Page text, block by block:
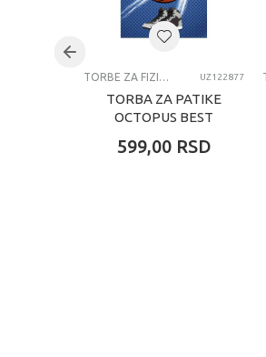
Kategorija
TORBE ZA FIZIČKO UZ122877
TORBA ZA PATIKE
OCTOPUS BEST
599,00 RSD